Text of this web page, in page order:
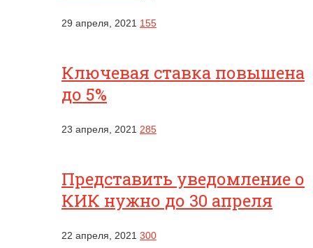
29 апреля, 2021 155
Ключевая ставка повышена
до 5%
23 апреля, 2021 285
Представить уведомление о
КИК нужно до 30 апреля
22 апреля, 2021 300